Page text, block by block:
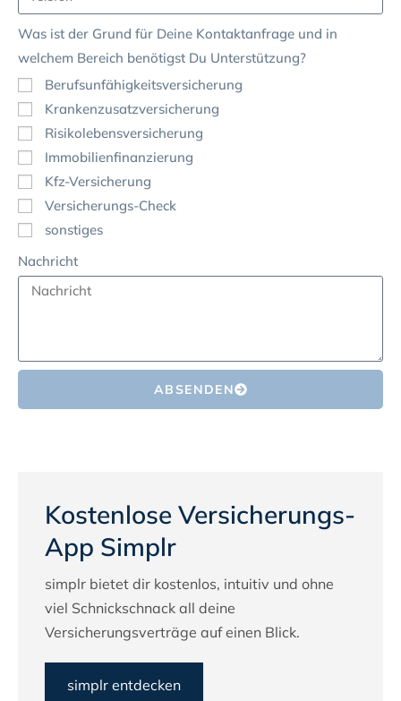
Was ist der Grund für Deine Kontaktanfrage und in
welchem Bereich benötigst Du Unterstützung?
Berufsunfähigkeitsversicherung
Krankenzusatzversicherung
Risikolebensversicherung
Immobilienfinanzierung
Kfz-Versicherung
Versicherungs-Check
sonstiges
Nachricht
ABSENDEN
Kostenlose Versicherungs-
App Simplr
simplr bietet dir kostenlos, intuitiv und ohne
viel Schnickschnack all deine
Versicherungsverträge auf einen Blick.
simplr entdecken